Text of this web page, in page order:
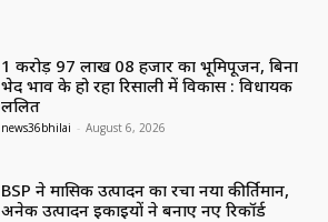
1 करोड़ 97 लाख 08 हजार का भूमिपूजन, बिना
भेद भाव के हो रहा रिसाली में विकास : विधायक
ललित
news36bhilai - August 6, 2026
BSP ने मासिक उत्पादन का रचा नया कीर्तिमान,
अनेक उत्पादन इकाइयों ने बनाए नए रिकॉर्ड